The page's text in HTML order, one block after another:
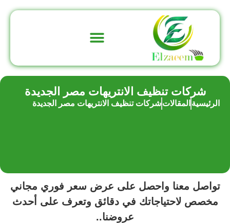
شركات تنظيف الانتريهات مصر الجديدة
الرئيسية المقالاتشركات تنظيف الانتريهات مصر الجديدة
تواصل معنا واحصل على عرض سعر فوري مجاني
مخصص لاحتياجاتك في دقائق وتعرف على أحدث
عروضنا..